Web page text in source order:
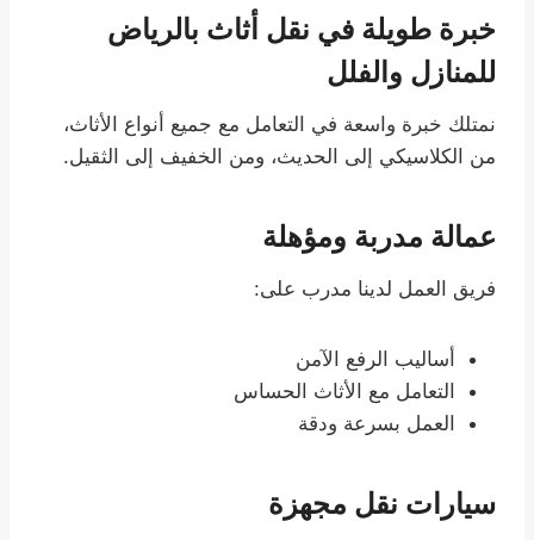
خبرة طويلة في نقل أثاث بالرياض
للمنازل والفلل
نمتلك خبرة واسعة في التعامل مع جميع أنواع الأثاث،
من الكلاسيكي إلى الحديث، ومن الخفيف إلى الثقيل.
عمالة مدربة ومؤهلة
فريق العمل لدينا مدرب على:
أساليب الرفع الآمن
التعامل مع الأثاث الحساس
العمل بسرعة ودقة
سيارات نقل مجهزة